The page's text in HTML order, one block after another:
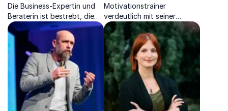
Die Business-Expertin und
Beraterin ist bestrebt, die
beste Version Ihrer selbst zu
entwickeln und diesen
Erfolg dauerhaft zu
bewahren.
Motivationstrainer
verdeutlich mit seiner
einzigartigen
Motivationstheorie "Fisch"
die Lust an Leistung.